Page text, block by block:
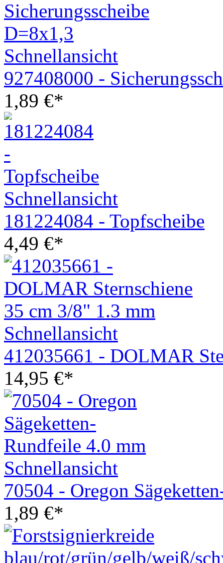
Schnellansicht
927408000 -
1,89 €*
Schnellansicht
181224084 - Topfscheibe
4,49 €*
Schnellansicht
412035661 - DOLMAR
14,95 €*
Schnellansicht
70504 - Oregon
1,89 €*